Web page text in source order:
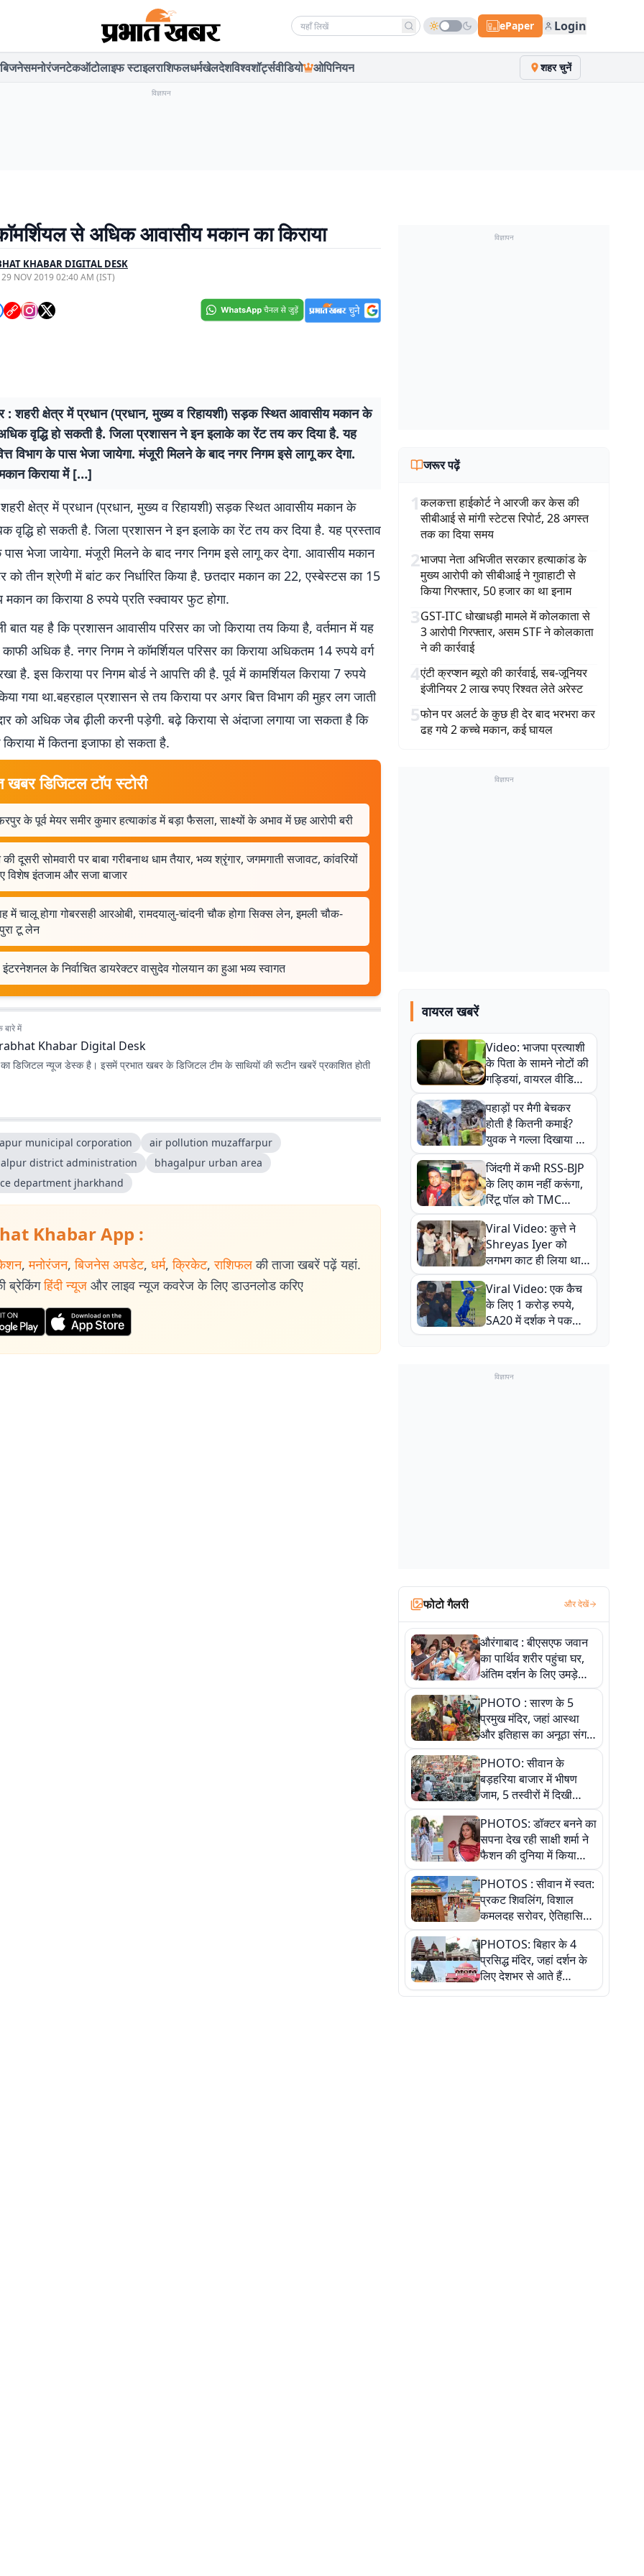
Search news ePaper Login
बिजनेसमनोरंजनटेकऑटोलाइफ स्टाइलराशिफलधर्मखेलदेशविश्वशॉर्ट्सवीडियो ओपिनियन शहर चुनें
विज्ञापन
से अधिक आवासीय मकान का किराया
KHABAR DIGITAL DESK
29 NOV 2019 02:40 AM (IST)
: शहरी क्षेत्र में प्रधान (प्रधान, मुख्य व रिहायशी) सड़क स्थित आवासीय मकान के
वृद्धि हो सकती है. जिला प्रशासन ने इन इलाके का रेंट तय कर दिया है. यह
विभाग के पास भेजा जायेगा. मंजूरी मिलने के बाद नगर निगम इसे लागू कर देगा.
किराया में […]
क्षेत्र में प्रधान (प्रधान, मुख्य व रिहायशी) सड़क स्थित आवासीय मकान के
वृद्धि हो सकती है. जिला प्रशासन ने इन इलाके का रेंट तय कर दिया है. यह प्रस्ताव
पास भेजा जायेगा. मंजूरी मिलने के बाद नगर निगम इसे लागू कर देगा. आवासीय मकान
को तीन श्रेणी में बांट कर निर्धारित किया है. छतदार मकान का 22, एस्बेस्टस का 15
का किराया 8 रुपये प्रति स्क्वायर फुट होगा.
बात यह है कि प्रशासन आवासीय परिसर का जो किराया तय किया है, वर्तमान में यह
अधिक है. नगर निगम ने काॅमर्शियल परिसर का किराया अधिकतम 14 रुपये वर्ग
है. इस किराया पर निगम बोर्ड ने आपत्ति की है. पूर्व में कामर्शियल किराया 7 रुपये
गया था.बहरहाल प्रशासन से तय किराया पर अगर बित्त विभाग की मुहर लग जाती
को अधिक जेब ढ़ीली करनी पड़ेगी. बढ़े किराया से अंदाजा लगाया जा सकता है कि
में कितना इजाफा हो सकता है.
खबर डिजिटल टॉप स्टोरी
के पूर्व मेयर समीर कुमार हत्याकांड में बड़ा फैसला, साक्ष्यों के अभाव में छह आरोपी बरी
दूसरी सोमवारी पर बाबा गरीबनाथ धाम तैयार, भव्य श्रृंगार, जगमगाती सजावट, कांवरियों
विशेष इंतजाम और सजा बाजार
में चालू होगा गोबरसही आरओबी, रामदयालु-चांदनी चौक होगा सिक्स लेन, इमली चौक-
टू लेन
इंटरनेशनल के निर्वाचित डायरेक्टर वासुदेव गोलयान का हुआ भव्य स्वागत
में
Khabar Digital Desk
डिजिटल न्यूज डेस्क है। इसमें प्रभात खबर के डिजिटल टीम के साथियों की रूटीन खबरें प्रकाशित होती
municipal corporation
air pollution muzaffarpur
district administration
bhagalpur urban area
department jharkhand
Khabar App :
, मनोरंजन, बिजनेस अपडेट, धर्म, क्रिकेट, राशिफल की ताजा खबरें पढ़ें यहां.
ब्रेकिंग हिंदी न्यूज और लाइव न्यूज कवरेज के लिए डाउनलोड करिए
विज्ञापन
जरूर पढ़ें
1कलकत्ता हाईकोर्ट ने आरजी कर केस की
सीबीआई से मांगी स्टेटस रिपोर्ट, 28 अगस्त
तक का दिया समय
2भाजपा नेता अभिजीत सरकार हत्याकांड के
मुख्य आरोपी को सीबीआई ने गुवाहाटी से
किया गिरफ्तार, 50 हजार का था इनाम
3GST-ITC धोखाधड़ी मामले में कोलकाता से
3 आरोपी गिरफ्तार, असम STF ने कोलकाता
ने की कार्रवाई
4एंटी क्रप्शन ब्यूरो की कार्रवाई, सब-जूनियर
इंजीनियर 2 लाख रुपए रिश्वत लेते अरेस्ट
5फोन पर अलर्ट के कुछ ही देर बाद भरभरा कर
ढह गये 2 कच्चे मकान, कई घायल
विज्ञापन
वायरल खबरें
Video: भाजपा प्रत्याशी
के पिता के सामने नोटों की
गड्डियां, वायरल वीडियो
से राजनीति में उबाल,
अजित महतो बोले- TMC
की गंदी चाल
पहाड़ों पर मैगी बेचकर
होती है कितनी कमाई?
युवक ने गल्ला दिखाया तो
नौकरी वालों के खड़े हो गए
कान
जिंदगी में कभी RSS-BJP
के लिए काम नहीं करूंगा,
रिंटू पॉल को TMC
ऑफिस में ले जाकर पीटा,
Video वायरल
Viral Video: कुत्ते ने
Shreyas Iyer को
लगभग काट ही लिया था,
न्यूजीलैंड सीरीज से पहले
बाल-बाल बचे
Viral Video: एक कैच
के लिए 1 करोड़ रुपये,
SA20 में दर्शक ने पकड़ा
एक हाथ से गजब का कैच
विज्ञापन
फोटो गैलरी और देखें
औरंगाबाद : बीएसएफ जवान
का पार्थिव शरीर पहुंचा घर,
अंतिम दर्शन के लिए उमड़े
लोग
PHOTO : सारण के 5
प्रमुख मंदिर, जहां आस्था
और इतिहास का अनूठा संगम,
तस्वीरों में जानिए
PHOTO: सीवान के
बड़हरिया बाजार में भीषण
जाम, 5 तस्वीरों में दिखी
अव्यवस्था
PHOTOS: डॉक्टर बनने का
सपना देख रही साक्षी शर्मा ने
फैशन की दुनिया में किया
कमाल,जानिए बेगूसराय की
बेटी ने कैसे दी अपने सपनों
को उड़ान
PHOTOS : सीवान में स्वत:
प्रकट शिवलिंग, विशाल
कमलदह सरोवर, ऐतिहासिक
महेंद्रनाथ मंदिर और घंटाघर
की कहानी, तस्वीरों में देखिए
PHOTOS: बिहार के 4
प्रसिद्ध मंदिर, जहां दर्शन के
लिए देशभर से आते हैं
श्रद्धालु, जानिए इनकी